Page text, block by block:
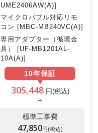
UME2406AW(A)]
マイクロバブル対応リモ
コン [MBC-MB240VC(A)]
専用アダプター（循環金
具） [UF-MB1201AL-
10A(A)]
10年保証
305,448円(税込)
+
標準工事費
47,850円(税込)